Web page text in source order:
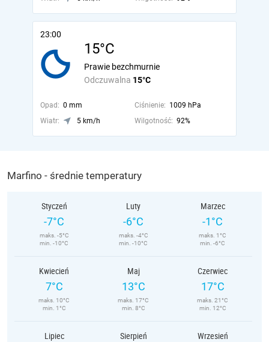
23:00
15°C
Odczuwalna 15°C
Prawie bezchmurnie
Opad: 0 mm Ciśnienie: 1009 hPa
Wiatr:
5 km/h Wilgotność: 92%
Marfino - średnie temperatury
Styczeń
-7°C
maks. -5°C
min. -10°C
Luty
-6°C
maks. -4°C
min. -10°C
Marzec
-1°C
maks. 1°C
min. -6°C
Kwiecień
7°C
maks. 10°C
min. 1°C
Maj
13°C
maks. 17°C
min. 8°C
Czerwiec
17°C
maks. 21°C
min. 12°C
Lipiec Sierpień Wrzesień